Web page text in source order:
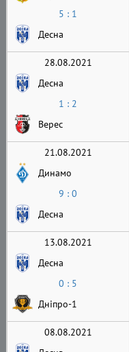
5 : 1
Десна
28.08.2021
Десна
1 : 2
Верес
21.08.2021
Динамо
9 : 0
Десна
13.08.2021
Десна
0 : 5
Дніпро-1
08.08.2021